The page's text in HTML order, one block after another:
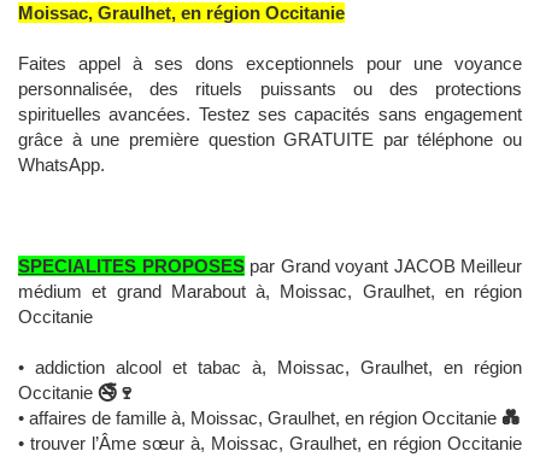
Moissac, Graulhet, en région Occitanie
Faites appel à ses dons exceptionnels pour une voyance
personnalisée, des rituels puissants ou des protections
spirituelles avancées. Testez ses capacités sans engagement
grâce à une première question GRATUITE par téléphone ou
WhatsApp.
SPECIALITES PROPOSESpar Grand voyant JACOB Meilleur
médium et grand Marabout à, Moissac, Graulhet, en région
Occitanie
• addiction alcool et tabac à, Moissac, Graulhet, en région
Occitanie 🚭🍷
• affaires de famille à, Moissac, Graulhet, en région Occitanie 💑
• trouver l’Âme sœur à, Moissac, Graulhet, en région Occitanie